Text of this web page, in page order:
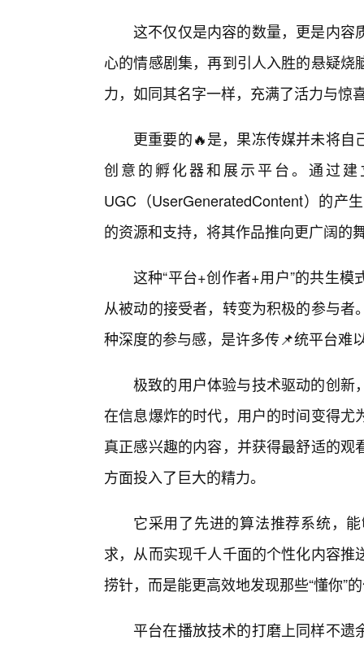
这不仅仅是内容的数量，更是内容
心的情感剧集，再到引人入胜的悬疑
力，如同其名字一样，充满了活力与惊
更重要的🔥是，果冻传媒并未将
创意的孵化器和展示平台。通过
UGC（UserGeneratedContent）的产
的资源和支持，将其作品推向更广阔的
这种“平台+创作者+用户”的共生
从被动的接受者，转变为积极的参与
种深度的参与感，是许多传📌统平台难
极致的用户体验与技术驱动的创新
在信息爆炸的时代，用户的时间变得
真正感兴趣的内容，并获得最舒适的
方面投入了巨大的精力。
它采用了先进的算法推荐系统，
求，从而实现千人千面的个性化内容
捞针，而是能更高效地发现那些“懂你”
平台在播放技术的打磨上同样不